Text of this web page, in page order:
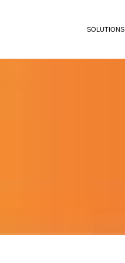
SOLUTIONS